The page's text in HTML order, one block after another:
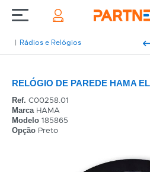
Rádios e Relógios
RELÓGIO DE PAREDE HAMA
Ref. C00258.01
MarcaHAMA
Modelo 185865
Opção Preto